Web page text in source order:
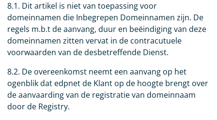
8.1. Dit artikel is niet van toepassing voor
domeinnamen die Inbegrepen Domeinnamen zijn. De
regels m.b.t de aanvang, duur en beëindiging van deze
domeinnamen zitten vervat in de contracutuele
voorwaarden van de desbetreffende Dienst.
8.2. De overeenkomst neemt een aanvang op het
ogenblik dat edpnet de Klant op de hoogte brengt over
de aanvaarding van de registratie van domeinnaam
door de Registry.